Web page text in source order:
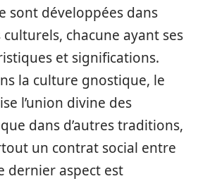
sont développées dans
chacune ayant ses
et significations.
la culture gnostique, le
l’union divine des
dans d’autres traditions,
un contrat social entre
dernier aspect est